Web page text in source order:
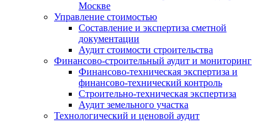
Москве
Управление стоимостью
Составление и экспертиза сметной
документации
Аудит стоимости строительства
Финансово-строительный аудит и мониторинг
Финансово-техническая экспертиза и
финансово-технический контроль
Строительно-техническая экспертиза
Аудит земельного участка
Технологический и ценовой аудит